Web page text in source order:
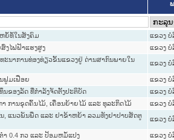
ຍໍ້ທໍ້ໃນສັງຄົມ ແຂວງ ບໍ
ງໄຟຟ້າແຮງສູງ ແຂວງ ບໍ
ະນາການທ່ອງທ່ຽວຂັ້ນແຂວງຢູ່ ດ່ານສາກົນພາຍໃນ
ແຂວງ ບໍ
ຟູມເຟືອຍ ແຂວງ ບໍ
ນຂອງລັດ ທີ່ກຳລັງຈັດຕັ້ງປະຕິບັດ ແຂວງ ບໍ
ການຂຸດຄົ້ນໄມ້, ເຄື່ອນຍ້າຍໄມ້ ແລະ ທຸລະກິດໄມ້ ແຂວງ ບໍ
, ແນວພັນພືດ ແລະ ຢາຂ້າຫຍ້າ ລວມທັງຢາປາບສັດຕູ
ແຂວງ ບໍ
ຳ 0.4 ກວ ແລະ ປ້ອມຫມໍ້ແປງ ແຂວງ ບໍ